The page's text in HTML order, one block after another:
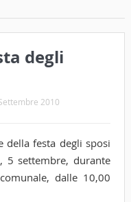
degli
2010
della festa degli sposi
5 settembre, durante
dalle 10,00